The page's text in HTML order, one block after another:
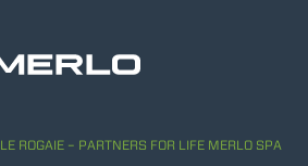
LE ROGAIE – PARTNERS FOR LIFE MERLO SPA